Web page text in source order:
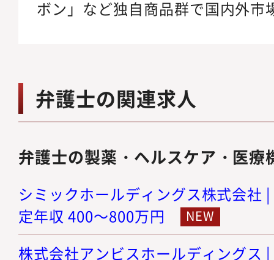
ボン」など独自商品群で国内外市
弁護士の関連求人
弁護士の製薬・ヘルスケア・医療
シミックホールディングス株式会社
定年収 400～800万円
株式会社アンビスホールディングス